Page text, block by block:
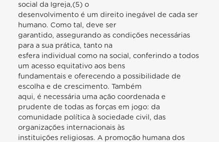
social da Igreja,(5) o
desenvolvimento é um direito inegável de cada ser
humano. Como tal, deve ser
garantido, assegurando as condições necessárias
para a sua prática, tanto na
esfera individual como na social, conferindo a todos
um acesso equitativo aos bens
fundamentais e oferecendo a possibilidade de
escolha e de crescimento. Também
aqui, é necessária uma ação coordenada e
prudente de todas as forças em jogo: da
comunidade política à sociedade civil, das
organizações internacionais às
instituições religiosas. A promoção humana dos